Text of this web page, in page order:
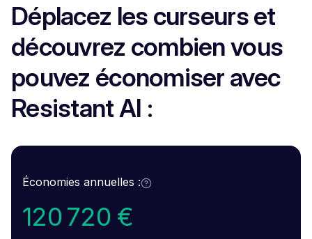
Déplacez les curseurs et
découvrez combien vous
pouvez économiser avec
Resistant AI :
Économies annuelles :
86 %
120 720 €